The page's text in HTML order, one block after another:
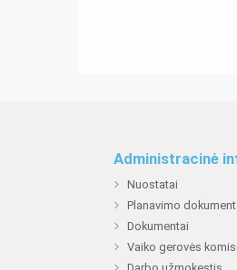
Administracinė
Nuostatai
Planavimo
Dokumentai
Vaiko gerovės